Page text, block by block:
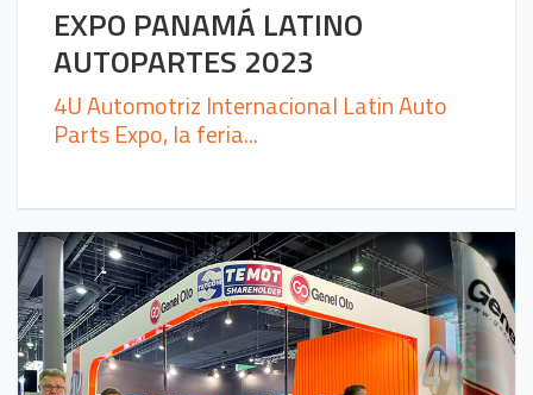
EXPO PANAMÁ LATINO
AUTOPARTES 2023
4U Automotriz Internacional Latin Auto
Parts Expo, la feria...